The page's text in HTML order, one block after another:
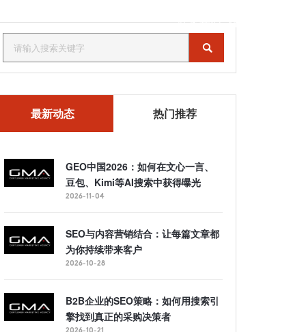
联系我们 MENU
最新动态 热门推荐
GEO中国2026：如何在文心一言、
豆包、Kimi等AI搜索中获得曝光
2026-11-04
SEO与内容营销结合：让每篇文章都
为你持续带来客户
2026-10-28
B2B企业的SEO策略：如何用搜索引
擎找到真正的采购决策者